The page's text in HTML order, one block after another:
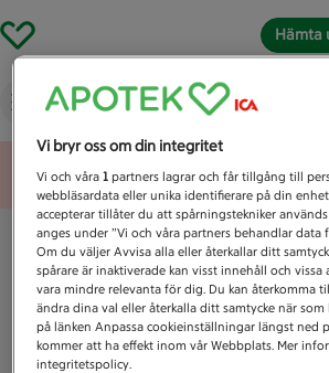
Hämta
Vad letar du efter idag?
Unknown error
Vi bryr oss om din integritet
Vi och våra1 partners lagrar och får tillgång till
webbläsardata eller unika identifierare på din
accepterar tillåter du att spårningstekniker
anges under ”Vi och våra partners behandlar data
Om du väljer Avvisa alla eller återkallar ditt
spårare är inaktiverade kan visst innehåll och vissa
vara mindre relevanta för dig. Du kan återkomma
ändra dina val eller återkalla ditt samtycke när
på länken Anpassa cookieinställningar längst ned
kommer att ha effekt inom vår Webbplats. Mer
integritetspolicy.